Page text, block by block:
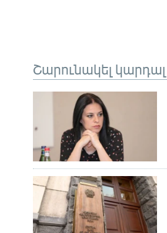
Շարունակել կարդալ